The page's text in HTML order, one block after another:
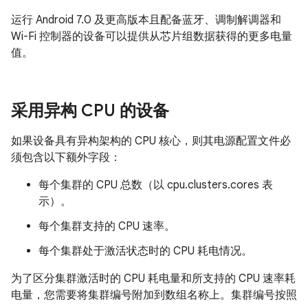
运行 Android 7.0 及更高版本且配备蓝牙、调制解调器和
Wi-Fi 控制器的设备可以提供从芯片组数据获得的更多电量
值。
采用异构 CPU 的设备
如果设备具有异构架构的 CPU 核心，则其电源配置文件必
须包含以下额外字段：
每个集群的 CPU 总数（以 cpu.clusters.cores 表
示）。
每个集群支持的 CPU 速率。
每个集群处于激活状态时的 CPU 耗电情况。
为了区分集群激活时的 CPU 耗电量和所支持的 CPU 速率耗
电量，您需要将集群编号附加到数组名称上。集群编号按照